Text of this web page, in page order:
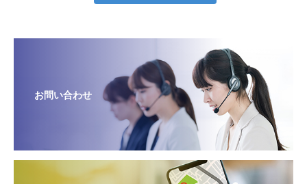
お問い合わせ